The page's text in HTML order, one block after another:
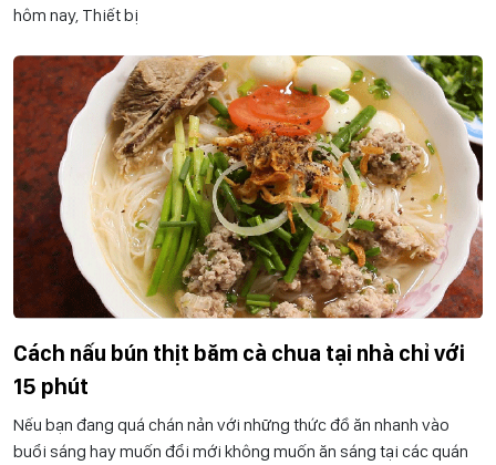
hôm nay, Thiết bị
Cách nấu bún thịt băm cà chua tại nhà chỉ với
15 phút
Nếu bạn đang quá chán nản với những thức đồ ăn nhanh vào
buổi sáng hay muốn đổi mới không muốn ăn sáng tại các quán